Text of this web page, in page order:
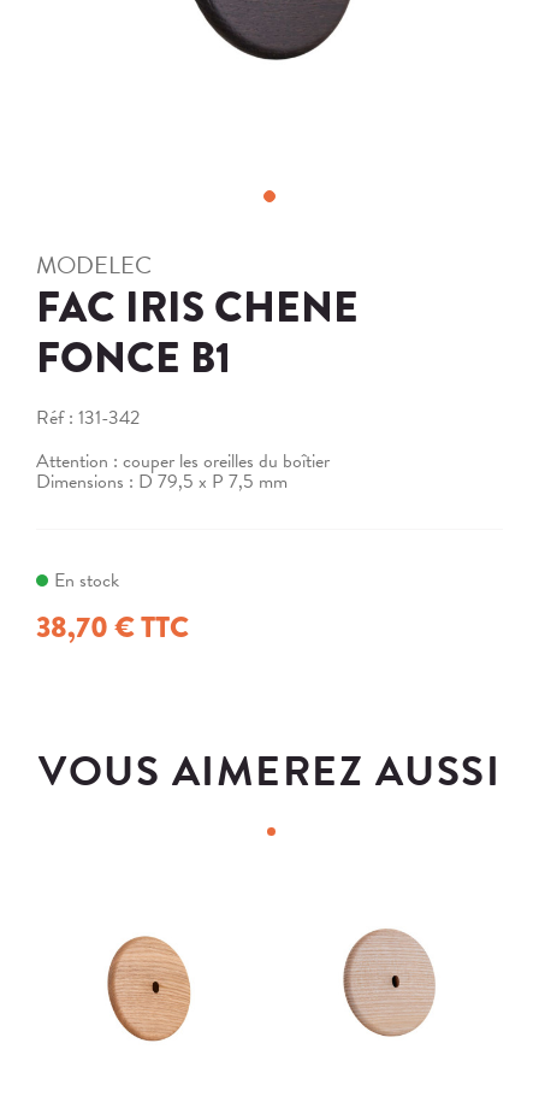
MODELEC
FAC IRIS CHENE
FONCE B1
Réf : 131-342
Attention : couper les oreilles du boîtier
Dimensions : D 79,5 x P 7,5 mm
En stock
38,70 € TTC
VOUS AIMEREZ AUSSI